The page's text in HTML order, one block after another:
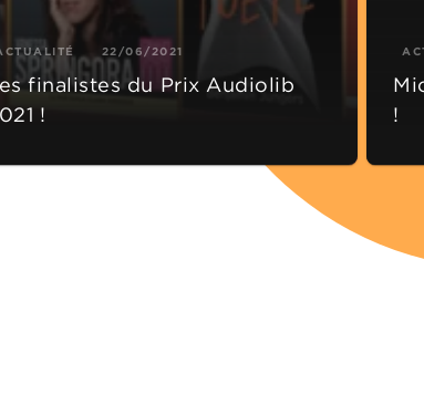
22/06/2021
finalistes du Prix Audiolib
!
!